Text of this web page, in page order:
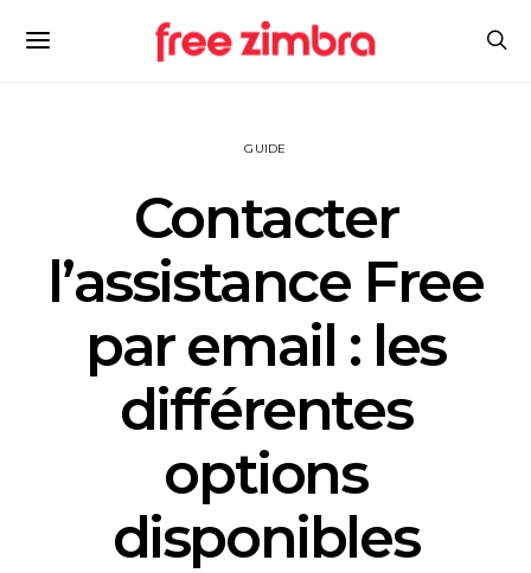
GUIDE
Contacter
l’assistance Free
par email : les
différentes
options
disponibles